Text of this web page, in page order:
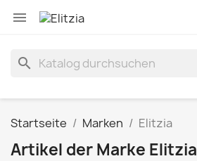

search
Startseite Marken Elitzia
Artikel der Marke Elitzia